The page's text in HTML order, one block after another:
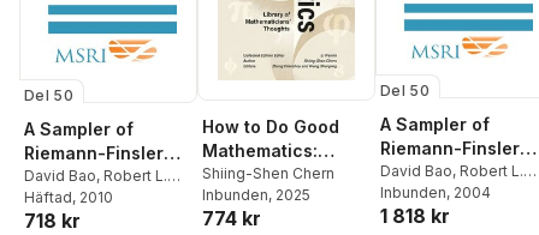
Del 50
A Sampler of
Riemann-Finsler
Geometry
David Bao, Robert L.
Bryant, Shiing-Shen
Chern,Zhongmin Shen
Häftad, 2010
718 kr
How to Do Good
Mathematics:
Differential
Geometry, Global
Topology, and the
Shiing-Shen Chern
Inbunden, 2025
774 kr
Del 50
A Sampler of
Riemann-Finsler
Geometry
David Bao, Robert L.
Bryant,Shiing-Shen
Chern, Zhongmin Shen
Inbunden, 2004
1 818 kr